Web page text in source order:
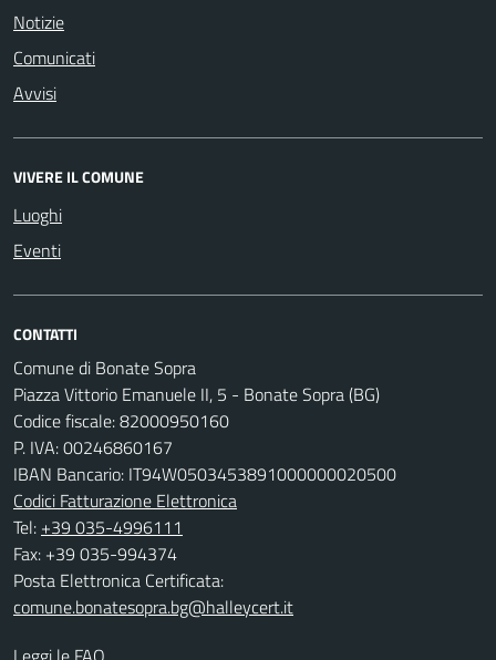
Notizie
Comunicati
Avvisi
VIVERE IL COMUNE
Luoghi
Eventi
CONTATTI
Comune di Bonate Sopra
Piazza Vittorio Emanuele II, 5 - Bonate Sopra (BG)
Codice fiscale: 82000950160
P. IVA: 00246860167
IBAN Bancario: IT94W0503453891000000020500
Codici Fatturazione Elettronica
Tel: +39 035-4996111
Fax: +39 035-994374
Posta Elettronica Certificata:
comune.bonatesopra.bg@halleycert.it